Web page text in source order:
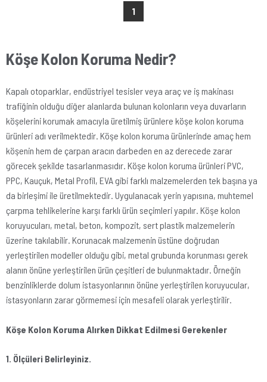
1
Köşe Kolon Koruma Nedir?
Kapalı otoparklar, endüstriyel tesisler veya araç ve iş makinası
trafiğinin olduğu diğer alanlarda bulunan kolonların veya duvarların
köşelerini korumak amacıyla üretilmiş ürünlere köşe kolon koruma
ürünleri adı verilmektedir. Köşe kolon koruma ürünlerinde amaç hem
köşenin hem de çarpan aracın darbeden en az derecede zarar
görecek şekilde tasarlanmasıdır. Köşe kolon koruma ürünleri PVC,
PPC, Kauçuk, Metal Profil, EVA gibi farklı malzemelerden tek başına ya
da birleşimi ile üretilmektedir. Uygulanacak yerin yapısına, muhtemel
çarpma tehlikelerine karşı farklı ürün seçimleri yapılır. Köşe kolon
koruyucuları, metal, beton, kompozit, sert plastik malzemelerin
üzerine takılabilir. Korunacak malzemenin üstüne doğrudan
yerleştirilen modeller olduğu gibi, metal grubunda korunması gerek
alanın önüne yerleştirilen ürün çeşitleri de bulunmaktadır. Örneğin
benzinliklerde dolum istasyonlarının önüne yerleştirilen koruyucular,
istasyonların zarar görmemesi için mesafeli olarak yerleştirilir.
Köşe Kolon Koruma Alırken Dikkat Edilmesi Gerekenler
1. Ölçüleri Belirleyiniz.